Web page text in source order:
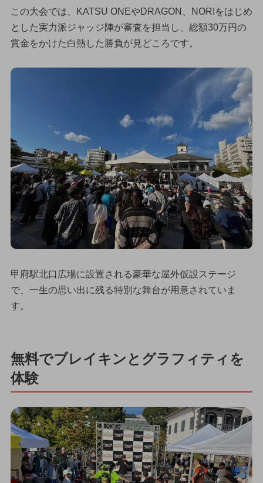
この大会では、KATSU ONEやDRAGON、NORIをはじめ
とした実力派ジャッジ陣が審査を担当し、総額30万円の
賞金をかけた白熱した勝負が見どころです。
甲府駅北口広場に設置される豪華な屋外仮設ステージ
で、一生の思い出に残る特別な舞台が用意されていま
す。
無料でブレイキンとグラフィティを
体験